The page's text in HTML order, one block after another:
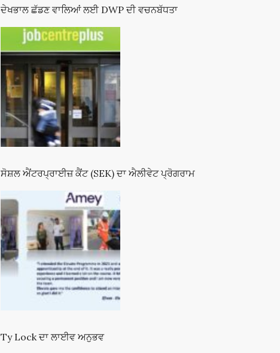
ਦੇਖਭਾਲ ਛੱਡਣ ਵਾਲਿਆਂ ਲਈ DWP ਦੀ ਵਚਨਬੱਧਤਾ
ਸੋਸ਼ਲ ਐਂਟਰਪ੍ਰਾਈਜ਼ ਕੈਂਟ (SEK) ਦਾ ਐਲੀਵੇਟ ਪ੍ਰੋਗਰਾਮ
Ty Lock ਦਾ ਲਾਈਵ ਅਨੁਭਵ